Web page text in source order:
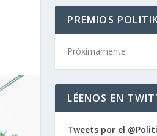
PREMIOS
Próximamente
LÉENOS EN
Tweets por el